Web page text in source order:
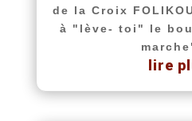
de la Croix
à "lève- toi" le
lire